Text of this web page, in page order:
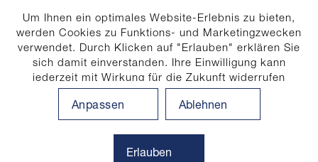
Um Ihnen ein optimales Website-Erlebnis zu bieten,
werden Cookies zu Funktions- und Marketingzwecken
verwendet. Durch Klicken auf "Erlauben" erklären Sie
sich damit einverstanden. Ihre Einwilligung kann
jederzeit mit Wirkung für die Zukunft widerrufen
werden. Ihre Einwilligungs-Einstellungen können durch
Klicken auf "Anpassen" angepasst werden. Weitere
Informationen finden Sie in unserem
Datenschutzhinweis
Anpassen Ablehnen
Erlauben
Cookie-Einstellungen
Datenschutz
Produktsicherheit
Erklärung zur Barrierefreiheit